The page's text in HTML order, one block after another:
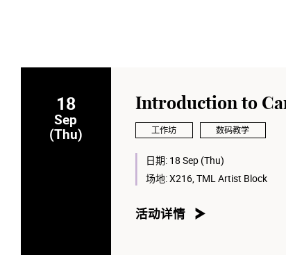
18
Sep
(Thu)
Introduction to
工作坊 数码教学
日期: 18 Sep (Thu)
场地:X216, TML Artist Block
活动详情